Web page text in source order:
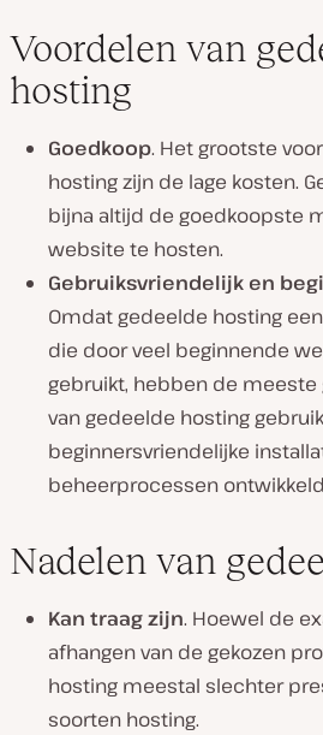
Voordelen van
hosting
Goedkoop. Het grootste
hosting zijn de lage kosten.
bijna altijd de goedkoopste
website te hosten.
Gebruiksvriendelijk en
Omdat gedeelde hosting
die door veel beginnende
gebruikt, hebben de
van gedeelde hosting
beginnersvriendelijke
beheerprocessen
Nadelen van
Kan traag zijn. Hoewel de
afhangen van de gekozen
hosting meestal slechter
soorten hosting.